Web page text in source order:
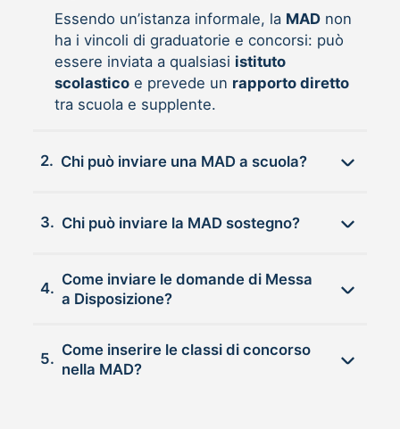
Essendo un’istanza informale, la MADnon
ha i vincoli di graduatorie e concorsi: può
essere inviata a qualsiasi istituto
scolasticoe prevede un rapporto diretto
tra scuola e supplente.
2. Chi può inviare una MAD a scuola?
3. Chi può inviare la MAD sostegno?
4.
Come inviare le domande di Messa
a Disposizione?
5.
Come inserire le classi di concorso
nella MAD?